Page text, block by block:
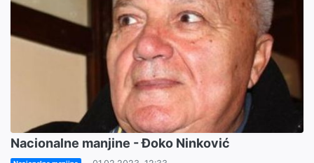
Nacionalne manjine - Đoko Ninković